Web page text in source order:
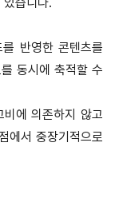
반영한 콘텐츠를
동시에 축적할 수
에 의존하지 않고
에서 중장기적으로